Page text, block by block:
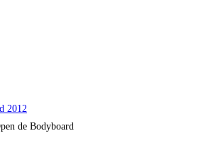
de Bodyboard